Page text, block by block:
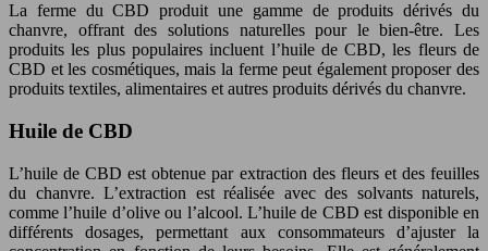
La ferme du CBD produit une gamme de produits dérivés du
chanvre, offrant des solutions naturelles pour le bien-être. Les
produits les plus populaires incluent l’huile de CBD, les fleurs de
CBD et les cosmétiques, mais la ferme peut également proposer des
produits textiles, alimentaires et autres produits dérivés du chanvre.
Huile de CBD
L’huile de CBD est obtenue par extraction des fleurs et des feuilles
du chanvre. L’extraction est réalisée avec des solvants naturels,
comme l’huile d’olive ou l’alcool. L’huile de CBD est disponible en
différents dosages, permettant aux consommateurs d’ajuster la